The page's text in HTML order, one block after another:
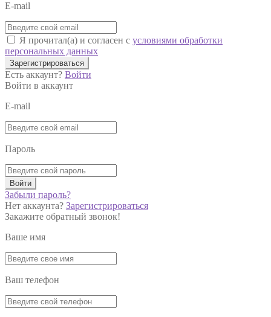
E-mail
Я прочитал(а) и согласен с условиями обработки
персональных данных
Зарегистрироваться
Есть аккаунт? Войти
Войти в аккаунт
E-mail
Пароль
Войти
Забыли пароль?
Нет аккаунта? Зарегистрироваться
Закажите обратный звонок!
Ваше имя
Ваш телефон